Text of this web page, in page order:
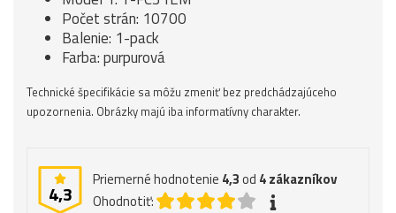
Počet strán: 10700
Balenie: 1-pack
Farba: purpurová
Technické špecifikácie sa môžu zmeniť bez predchádzajúceho
upozornenia. Obrázky majú iba informatívny charakter.
4,3
Priemerné hodnotenie 4,3od 4zákazníkov
Ohodnotiť: